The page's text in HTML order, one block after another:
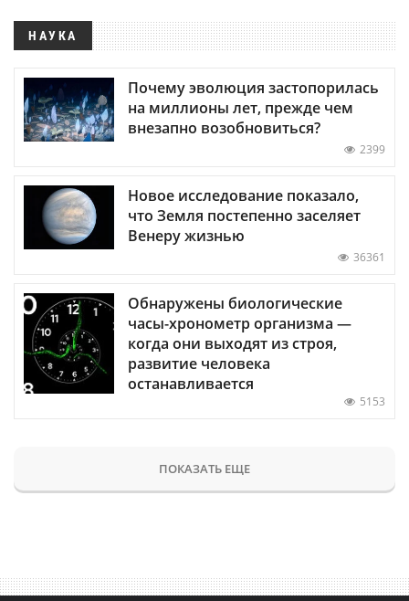
НАУКА
Почему эволюция застопорилась
на миллионы лет, прежде чем
внезапно возобновиться?
2399
Новое исследование показало,
что Земля постепенно заселяет
Венеру жизнью
36361
Обнаружены биологические
часы-хронометр организма —
когда они выходят из строя,
развитие человека
останавливается
5153
ПОКАЗАТЬ ЕЩЕ